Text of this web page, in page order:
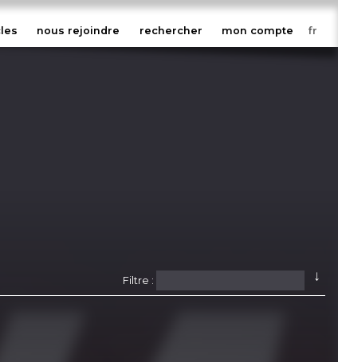
nous rejoindre rechercher mon compte
↓
Filtre :